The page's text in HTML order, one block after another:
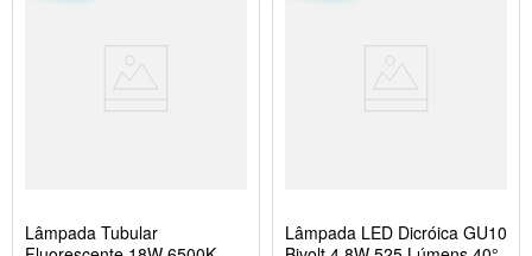
Lâmpada Tubular
Lâmpada LED Dicróica GU10